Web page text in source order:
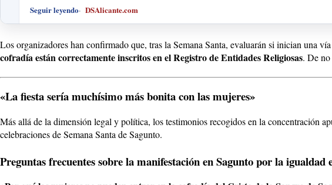
Seguir leyendo DSAlicante.com
Los organizadores han confirmado que, tras la Semana Santa, evaluarán si inician una
cofradía están correctamente inscritos en el Registro de Entidades Religiosas. De
«La fiesta sería muchísimo más bonita con las mujeres»
Más allá de la dimensión legal y política, los testimonios recogidos en la concentración
celebraciones de Semana Santa de Sagunto.
Preguntas frecuentes sobre la manifestación en Sagunto por la igualdad